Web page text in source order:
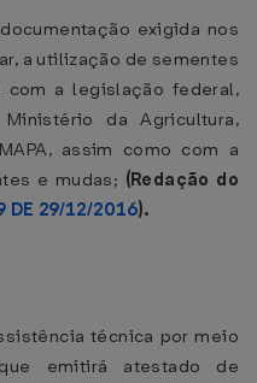
exigida nos
a utilização de sementes
com a legislação federal,
da Agricultura,
assim como com a
e mudas; (Redação do
DE 29/12/2016).
técnica por meio
emitirá atestado de